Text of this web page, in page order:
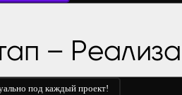
–
под каждый проект!